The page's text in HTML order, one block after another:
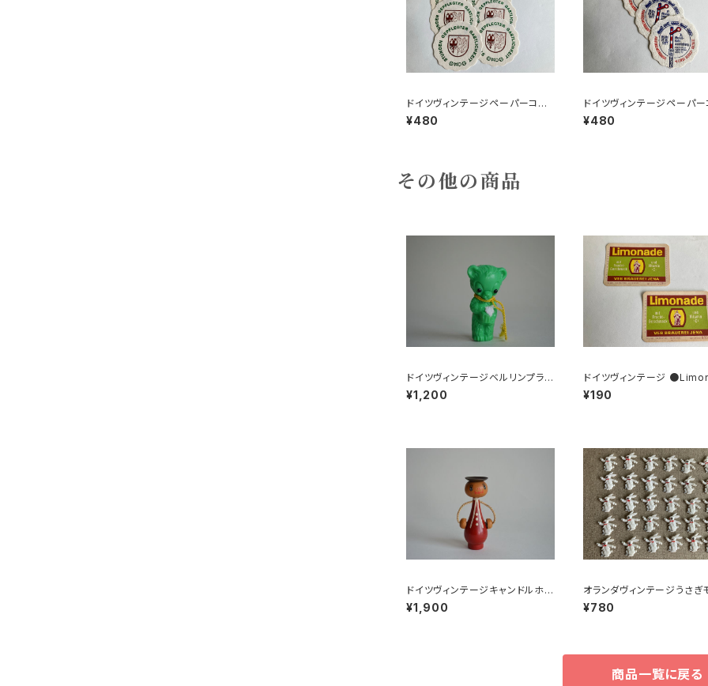
ドイツヴィンテージペーパーコー
スター8枚組●HO
¥480
ドイツヴィンテージペーパー
スター鉄道4枚組
¥480
その他の商品
ドイツヴィンテージベルリンプラベ
ア緑112
¥1,200
ドイツヴィンテージ
ラベル２枚組●
¥190
ドイツヴィンテージキャンドルホル
ダーにっこり赤
¥1,900
オランダヴィンテージうさぎ
フプラパーツ30個セット
¥780
商品一覧に戻る